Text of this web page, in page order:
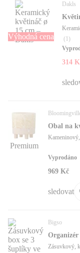
Výhodná cena
Dakls
(1)
314
Premium
Obal na
Vyprodáno
969 Kč
sledovat
Bigso
Zásuvkový,